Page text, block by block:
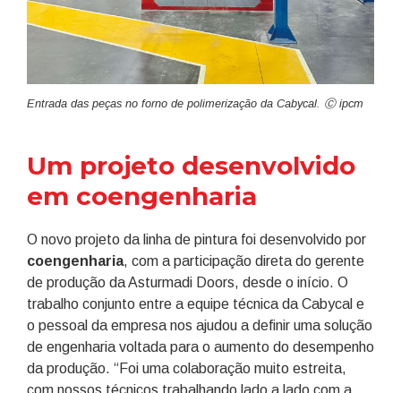
Entrada das peças no forno de polimerização da Cabycal. Ⓒ ipcm
Um projeto desenvolvido
em coengenharia
O novo projeto da linha de pintura foi desenvolvido por
coengenharia, com a participação direta do gerente
de produção da Asturmadi Doors, desde o início. O
trabalho conjunto entre a equipe técnica da Cabycal e
o pessoal da empresa nos ajudou a definir uma solução
de engenharia voltada para o aumento do desempenho
da produção. “Foi uma colaboração muito estreita,
com nossos técnicos trabalhando lado a lado com a